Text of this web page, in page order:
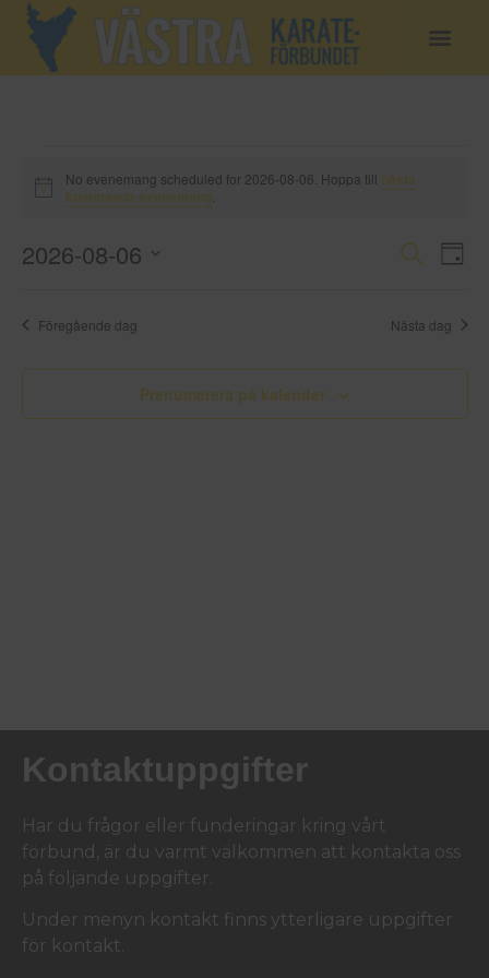
Notis
No evenemang scheduled for 2026-08-06. Hoppa till nästa
kommande evenemang
and
Sök Dag
2026-08-06
Föregående dag Nästa dag
Prenumerera på kalender
Kontaktuppgifter
Har du frågor eller funderingar kring vårt
förbund, är du varmt välkommen att kontakta oss
på följande uppgifter.
Under menyn kontakt finns ytterligare uppgifter
för kontakt.